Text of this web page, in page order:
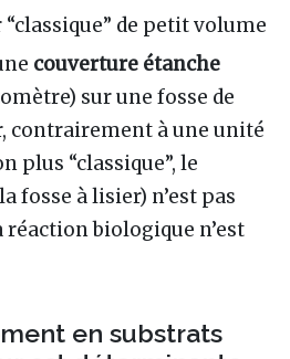
de petit volume
couverture étanche
sur une fosse de
contrairement à une unité
plus “classique”, le
fosse à lisier) n’est pas
réaction biologique n’est
en substrats